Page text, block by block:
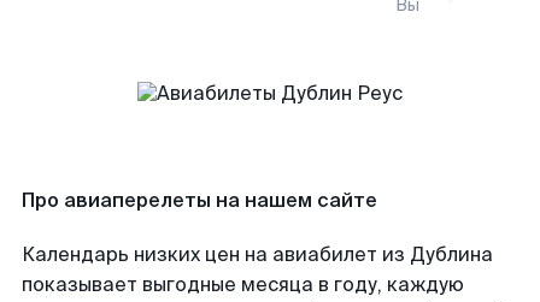
Вы
Про авиаперелеты на нашем сайте
Календарь низких цен на авиабилет из Дублина
показывает выгодные месяца в году, каждую